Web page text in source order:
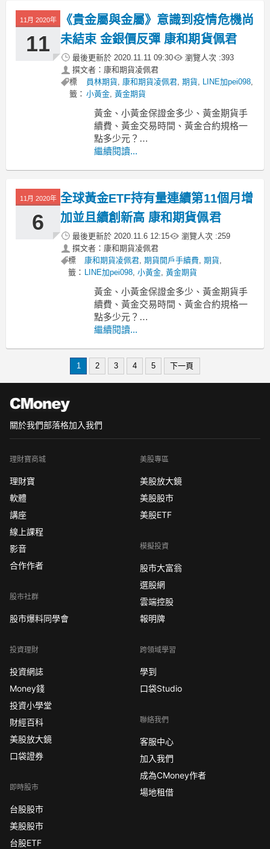
11月 2020年
11
《貴金屬與金屬》意識到疫情危機尚
未結束 金銀價反彈 康和期貨佩君
最後更新於 2020.11.11 09:30 瀏覽人次 :393
撰文者：康和期貨凌佩君
標
籤：
員林期貨, 康和期貨凌佩君,期貨, LINE加pei098,
小黃金,黃金期貨
黃金、小黃金保證金多少、黃金期貨手
續費、黃金交易時間、黃金合約規格一
點多少元？
-----------------------------------------------------
MoneyDJ新聞 2020-11-11 07:55:21 記者
繼續閱讀...
11月 2020年
6
全球黃金ETF持有量連續第11個月增
加並且續創新高 康和期貨佩君
最後更新於 2020.11.6 12:15 瀏覽人次 :259
撰文者：康和期貨凌佩君
標
籤：
康和期貨凌佩君, 期貨開戶手續費, 期貨,
LINE加pei098, 小黃金, 黃金期貨
黃金、小黃金保證金多少、黃金期貨手
續費、黃金交易時間、黃金合約規格一
點多少元？
-----------------------------------------------------
MoneyDJ新聞 2020-11-06 10:21:33 記者
繼續閱讀...
1 2 3 4 5 下一頁
關於我們部落格加入我們
理財寶商城
理財寶
軟體
講座
線上課程
影音
合作作者
股市社群
股市爆料同學會
投資理財
投資網誌
Money錢
投資小學堂
財經百科
美股放大鏡
口袋證券
即時股市
台股股市
美股股市
台股ETF
美股專區
美股放大鏡
美股股市
美股ETF
模擬投資
股市大富翁
選股網
雲端控股
報明牌
跨領域學習
學到
口袋Studio
聯絡我們
客服中心
加入我們
成為CMoney作者
場地租借